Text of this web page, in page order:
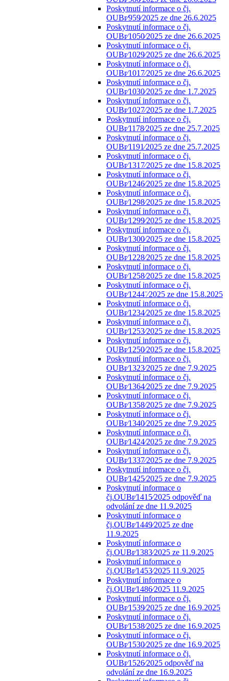
Poskytnutí informace o čj.
OUBr⁄959⁄2025 ze dne 26.6.2025
Poskytnutí informace o čj.
OUBr⁄1050⁄2025 ze dne 26.6.2025
Poskytnutí informace o čj.
OUBr⁄1029⁄2025 ze dne 26.6.2025
Poskytnutí informace o čj.
OUBr⁄1017⁄2025 ze dne 26.6.2025
Poskytnutí informace o čj.
OUBr⁄1030⁄2025 ze dne 1.7.2025
Poskytnutí informace o čj.
OUBr⁄1027⁄2025 ze dne 1.7.2025
Poskytnutí informace o čj.
OUBr⁄1178⁄2025 ze dne 25.7.2025
Poskytnutí informace o čj.
OUBr⁄1191⁄2025 ze dne 25.7.2025
Poskytnutí informace o čj.
OUBr⁄1317⁄2025 ze dne 15.8.2025
Poskytnutí informace o čj.
OUBr⁄1246⁄2025 ze dne 15.8.2025
Poskytnutí informace o čj.
OUBr⁄1298⁄2025 ze dne 15.8.2025
Poskytnutí informace o čj.
OUBr⁄1299⁄2025 ze dne 15.8.2025
Poskytnutí informace o čj.
OUBr⁄1300⁄2025 ze dne 15.8.2025
Poskytnutí informace o čj.
OUBr⁄1228⁄2025 ze dne 15.8.2025
Poskytnutí informace o čj.
OUBr⁄1258⁄2025 ze dne 15.8.2025
Poskytnutí informace o čj.
OUBr⁄1244¨⁄2025 ze dne 15.8.2025
Poskytnutí informace o čj.
OUBr⁄1234⁄2025 ze dne 15.8.2025
Poskytnutí informace o čj.
OUBr⁄1253⁄2025 ze dne 15.8.2025
Poskytnutí informace o čj.
OUBr⁄1250⁄2025 ze dne 15.8.2025
Poskytnutí informace o čj.
OUBr⁄1323⁄2025 ze dne 7.9.2025
Poskytnutí informace o čj.
OUBr⁄1364⁄2025 ze dne 7.9.2025
Poskytnutí informace o čj.
OUBr⁄1358⁄2025 ze dne 7.9.2025
Poskytnutí informace o čj.
OUBr⁄1340⁄2025 ze dne 7.9.2025
Poskytnutí informace o čj.
OUBr⁄1424⁄2025 ze dne 7.9.2025
Poskytnutí informace o čj.
OUBr⁄1337⁄2025 ze dne 7.9.2025
Poskytnutí informace o čj.
OUBr⁄1425⁄2025 ze dne 7.9.2025
Poskytnutí informace o
čj.OUBr⁄1415⁄2025 odpověď na
odvolání ze dne 11.9.2025
Poskytnutí informace o
čj.OUBr⁄1449⁄2025 ze dne
11.9.2025
Poskytnutí informace o
čj.OUBr⁄1383⁄2025 ze 11.9.2025
Poskytnutí informace o
čj.OUBr⁄1453⁄2025 11.9.2025
Poskytnutí informace o
čj.OUBr⁄1486⁄2025 11.9.2025
Poskytnutí informace o čj.
OUBr⁄1539⁄2025 ze dne 16.9.2025
Poskytnutí informace o čj.
OUBr⁄1538⁄2025 ze dne 16.9.2025
Poskytnutí informace o čj.
OUBr⁄1530⁄2025 ze dne 16.9.2025
Poskytnutí informace o čj.
OUBr⁄1526⁄2025 odpověď na
odvolání ze dne 16.9.2025